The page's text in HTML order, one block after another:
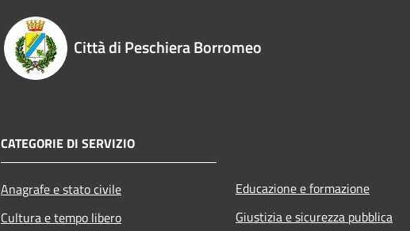
Città di Peschiera Borromeo
CATEGORIE DI SERVIZIO
Anagrafe e stato civile
Cultura e tempo libero
Educazione e formazione
Giustizia e sicurezza pubblica